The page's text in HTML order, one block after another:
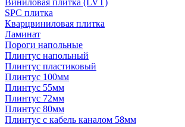
Виниловая плитка (LVT)
SPC плитка
Кварцвиниловая плитка
Ламинат
Пороги напольные
Плинтус напольный
Плинтус пластиковый
Плинтус 100мм
Плинтус 55мм
Плинтус 72мм
Плинтус 80мм
Плинтус с кабель каналом 58мм